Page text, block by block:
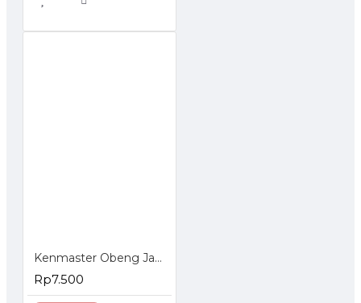
Kenmaster Obeng Jam Set 6 Pcs
Rp7.500